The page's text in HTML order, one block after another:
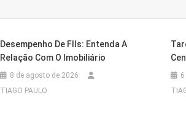
Desempenho De FIIs: Entenda A
Relação Com O Imobiliário
8 de agosto de 2026
TIAGO PAULO